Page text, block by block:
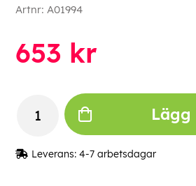
Artnr: A01994
653 kr
Leverans: 4-7 arbetsdagar